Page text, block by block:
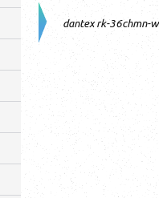
dantex rk-36chmn-w